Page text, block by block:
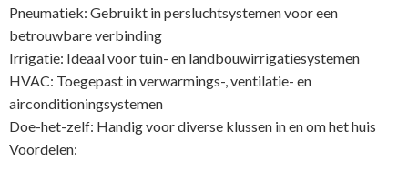
Pneumatiek: Gebruikt in persluchtsystemen voor een
betrouwbare verbinding
Irrigatie: Ideaal voor tuin- en landbouwirrigatiesystemen
HVAC: Toegepast in verwarmings-, ventilatie- en
airconditioningsystemen
Doe-het-zelf: Handig voor diverse klussen in en om het huis
Voordelen: